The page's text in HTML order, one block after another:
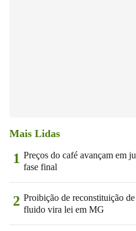
Mais Lidas
1 Preços do café avançam em
fase final
2 Proibição de reconstituição
fluido vira lei em MG